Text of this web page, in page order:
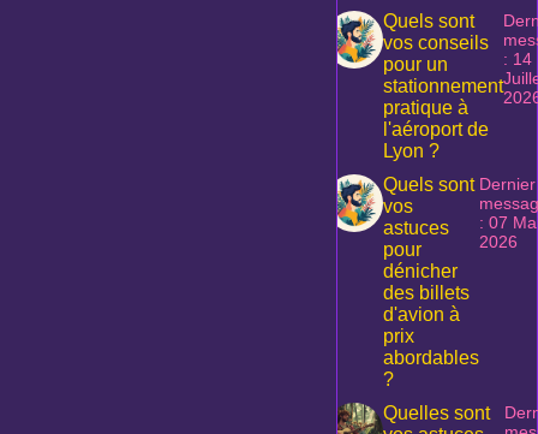
Quels sont
vos conseils
pour un
stationnement
pratique à
l'aéroport de
Lyon ?
: 14
Quels sont
vos
astuces
pour
dénicher
des billets
d'avion à
prix
abordables
?
Dernier
: 07
2026
Quelles sont